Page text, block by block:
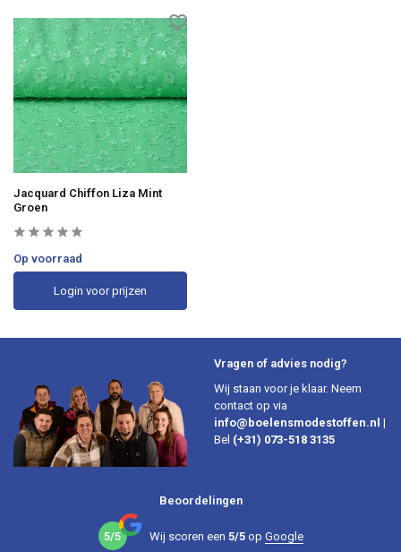
Jacquard Chiffon Liza Mint
Groen
Op voorraad
Login voor prijzen
Vragen of advies nodig?
Wij staan voor je klaar. Neem
contact op via
info@boelensmodestoffen.nl |
Bel (+31) 073-518 3135
Beoordelingen
5/5 Wij scoren een 5/5op Google